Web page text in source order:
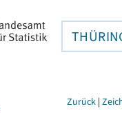
Zurück |